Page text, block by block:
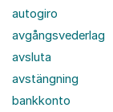
autogiro
avgångsvederlag
avsluta
avstängning
bankkonto